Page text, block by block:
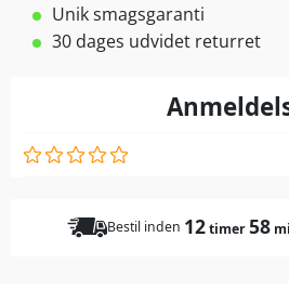
Unik smagsgaranti
30 dages udvidet returret
Bestil inden 12timer58